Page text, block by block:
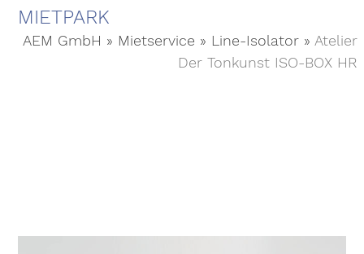
MIETPARK
AEM GmbH » Mietservice » Line-Isolator » Atelier
Der Tonkunst ISO-BOX HR